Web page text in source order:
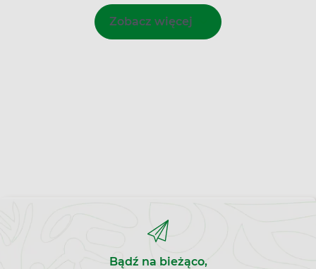
Zobacz więcej
Bądź na bieżąco,